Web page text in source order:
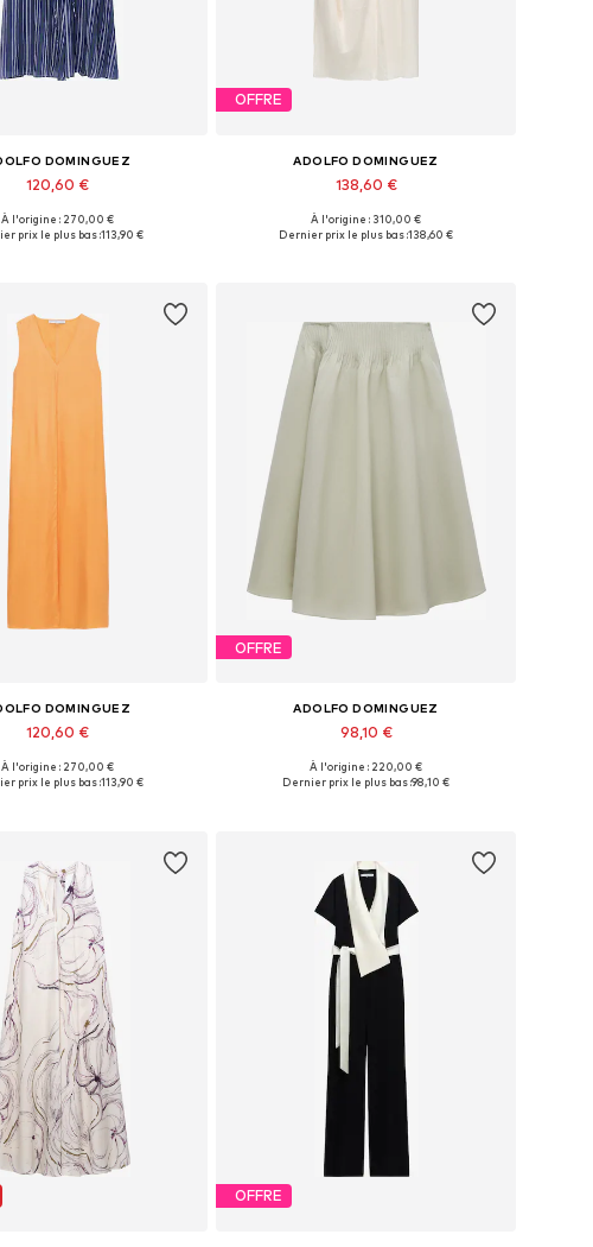
DOMINGUEZ
120,60 €
36, 38, 40, 42, 44
À l'origine : 270,00 €
prix le plus bas :113,90 €
OFFRE
ADOLFO DOMINGUEZ
138,60 €
Tailles disponibles: 34, 36, 38, 40, 42
À l'origine : 310,00 €
Dernier prix le plus bas :138,60 €
DOMINGUEZ
120,60 €
34, 36, 38, 40, 42
À l'origine : 270,00 €
prix le plus bas :113,90 €
OFFRE
ADOLFO DOMINGUEZ
98,10 €
Tailles disponibles: 34, 36, 38, 40, 42
À l'origine : 220,00 €
Dernier prix le plus bas :98,10 €
OFFRE